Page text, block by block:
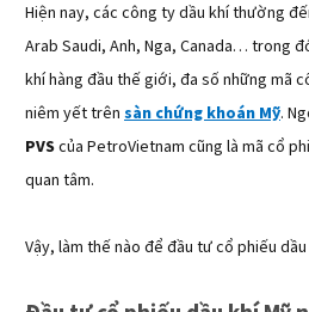
Hiện nay, các công ty dầu khí thường
Arab Saudi, Anh, Nga, Canada… trong
khí hàng đầu thế giới, đa số những mã
niêm yết trên sàn chứng khoán Mỹ.
PVScủa PetroVietnam cũng là mã cổ
quan tâm.
Vậy, làm thế nào để đầu tư cổ phiếu dầu